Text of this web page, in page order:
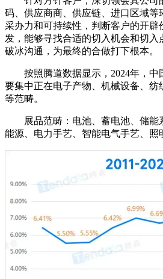
码、供应商商、供应链、进口区域等
采办力和可持续性，判断客户的开辟
发，能够寻找合适的切入机会和切
破冰沟通，为最终的合做打下根本。
按照腾道数据显示，2024年，中
要集中正在电子产物、机械设备、纺
等范畴。
展品范畴：电池、蓄电池、储能
能源、电力手艺、智能电气手艺、照